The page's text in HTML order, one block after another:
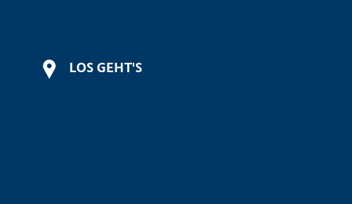
LOS GEHT'S